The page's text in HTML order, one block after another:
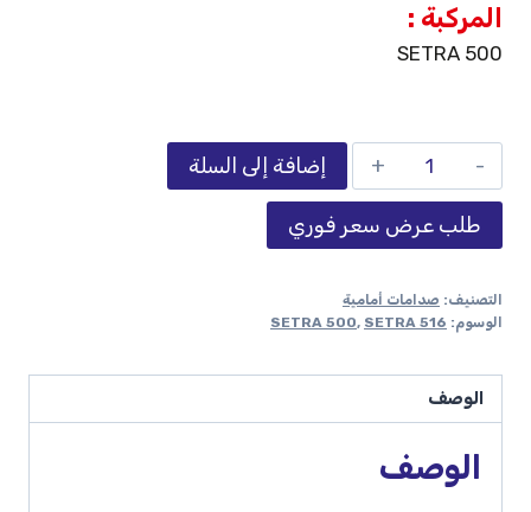
المركبة :
SETRA 500
إضافة إلى السلة
طلب عرض سعر فوري
التصنيف: صدامات أمامية
الوسوم:
SETRA 500, SETRA 516
الوصف
الوصف